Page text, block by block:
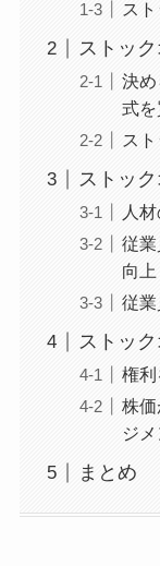
ス
ストッ
決
式を
ス
ストッ
人
従
向上
従
ストッ
権
株
ジ
まとめ